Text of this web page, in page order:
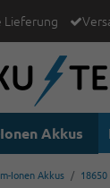
Lieferung
Akkus
Ionen Akkus 18650